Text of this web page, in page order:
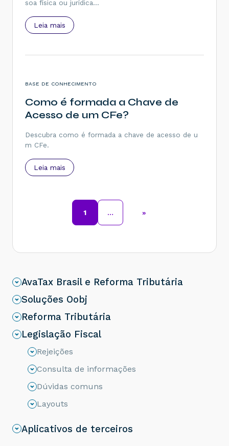
soa física ou jurídica…
Leia mais
BASE DE CONHECIMENTO
Como é formada a Chave de
Acesso de um CFe?
Descubra como é formada a chave de acesso de u
m CFe.
Leia mais
1 … »
AvaTax Brasil e Reforma Tributária
Soluções Oobj
Reforma Tributária
Legislação Fiscal
Rejeições
Consulta de informações
Dúvidas comuns
Layouts
Aplicativos de terceiros